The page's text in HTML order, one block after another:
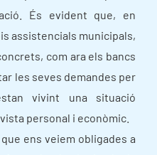
És evident que, en
assistencials municipals,
com ara els bancs
les seves demandes per
vivint una situació
personal i econòmic.
ens veiem obligades a